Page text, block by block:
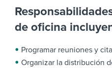
de oficina
Programar reuniones y
Organizar la distribución